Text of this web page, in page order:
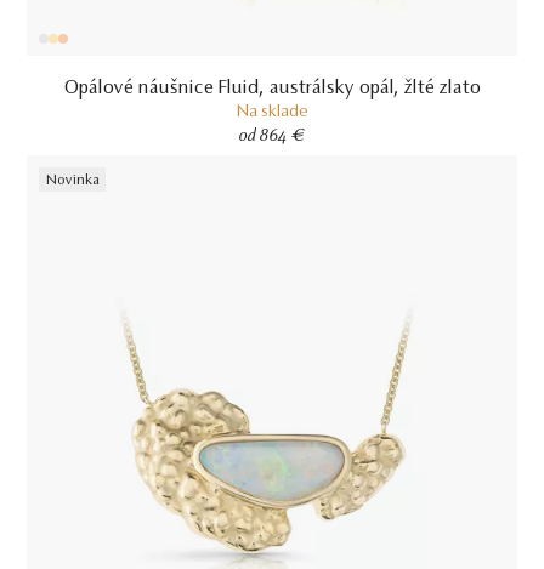
Opálové náušnice Fluid, austrálsky opál, žlté zlato
Na sklade
od 864 €
Novinka